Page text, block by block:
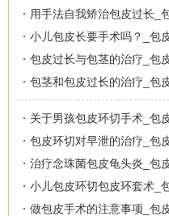
用手法自我矫治包皮过长_
小儿包皮长要手术吗？_包
包皮过长与包茎的治疗_包
包茎和包皮过长的治疗_包
关于男孩包皮环切手术_包
包皮环切对早泄的治疗_包
治疗念珠菌包皮龟头炎_包
小儿包皮环切包皮环套术_
做包皮手术的注意事项_包